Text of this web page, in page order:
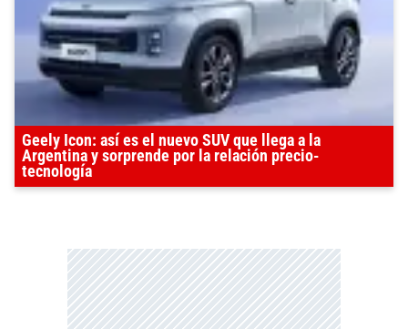
Geely Icon: así es el nuevo SUV que llega a la
Argentina y sorprende por la relación precio-
tecnología